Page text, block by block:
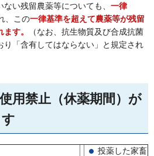
い残留農薬等についても、 一律
、この一律基準を超えて農薬等が残留
す。
（なお、抗生物質及び合成抗菌
り「含有してはならない」と規定され
用禁止（休薬期間）が
投薬した家畜